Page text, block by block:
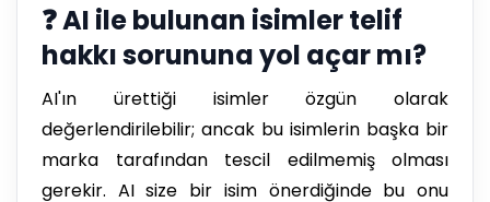
❓ AI ile bulunan isimler telif
hakkı sorununa yol açar mı?
AI'ın ürettiği isimler özgün olarak
değerlendirilebilir; ancak bu isimlerin başka bir
marka tarafından tescil edilmemiş olması
gerekir. AI size bir isim önerdiğinde bu onu